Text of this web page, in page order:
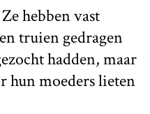
hebben vast
truien gedragen
hadden, maar
hun moeders lieten